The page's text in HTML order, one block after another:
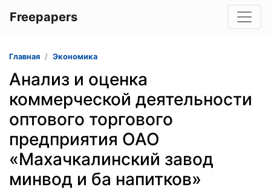
Freepapers
Главная Экономика
Анализ и оценка
коммерческой деятельности
оптового торгового
предприятия ОАО
«Махачкалинский завод
минвод и ба напитков»